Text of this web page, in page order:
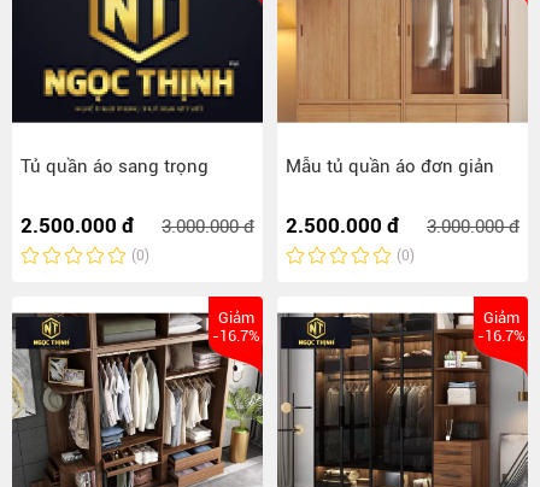
Tủ quần áo sang trọng
2.500.000 đ 3.000.000 đ
(0)
Mẫu tủ quần áo đơn giản
2.500.000 đ 3.000.000 đ
(0)
Giảm
-16.7%
Giảm
-16.7%